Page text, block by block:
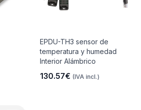
EPDU-TH3 sensor de
temperatura y humedad
Interior Alámbrico
130.57€ (IVA incl.)